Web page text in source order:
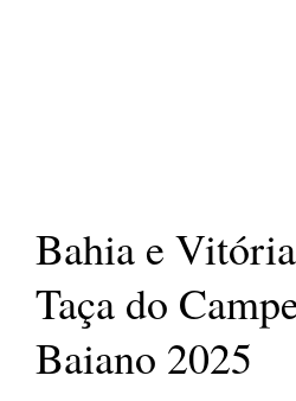
Bahia e
Taça do
Baiano 2025